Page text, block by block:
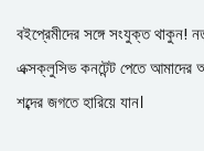
বইপ্রেমীদের সঙ্গে সংযুক্ত থাকুন!
এক্সক্লুসিভ কনটেন্ট পেতে
শব্দের জগতে হারিয়ে যান।